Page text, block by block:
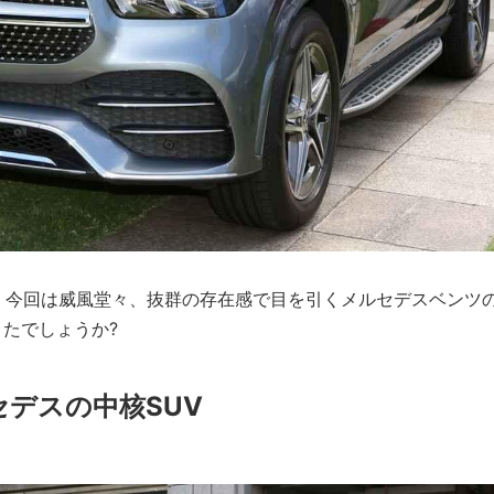
回は威風堂々、抜群の存在感で目を引くメルセデスベンツ
でしょうか?
デスの中核SUV